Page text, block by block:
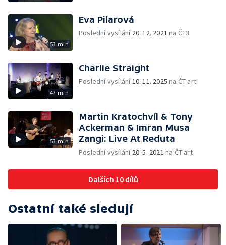
53 min
Eva Pilarová
Poslední vysílání 20. 12. 2021 na ČT3
47 min
Charlie Straight
Poslední vysílání10. 11. 2025 na ČT art
53 min
Martin Kratochvíl & Tony
Ackerman & Imran Musa
Zangi: Live At Reduta
Poslední vysílání 20. 5. 2021 na ČT art
Dalších 10 dílů
Ostatní také sledují